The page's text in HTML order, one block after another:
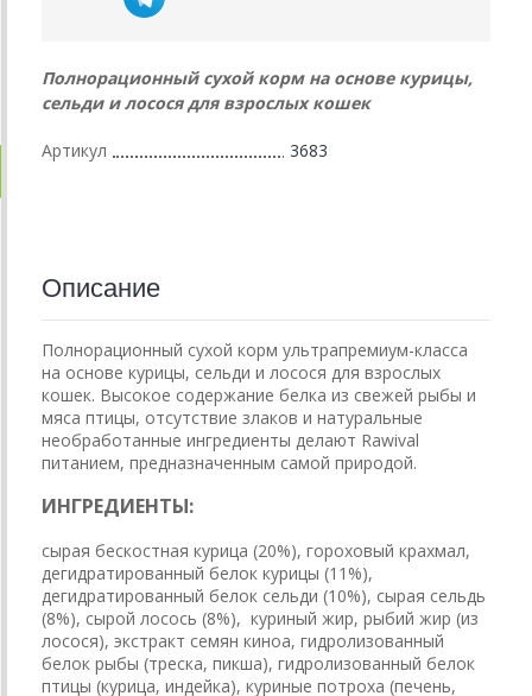
Полнорационный сухой корм на основе курицы,
сельди и лосося для взрослых кошек
Артикул 3683
Описание
Полнорационный сухой корм ультрапремиум-класса
на основе курицы, сельди и лосося для взрослых
кошек. Высокое содержание белка из свежей рыбы и
мяса птицы, отсутствие злаков и натуральные
необработанные ингредиенты делают Rawival
питанием, предназначенным самой природой.
ИНГРЕДИЕНТЫ:
сырая бескостная курица (20%), гороховый крахмал,
дегидратированный белок курицы (11%),
дегидратированный белок сельди (10%), сырая сельдь
(8%), сырой лосось (8%), куриный жир, рыбий жир (из
лосося), экстракт семян киноа, гидролизованный
белок рыбы (треска, пикша), гидролизованный белок
птицы (курица, индейка), куриные потроха (печень,